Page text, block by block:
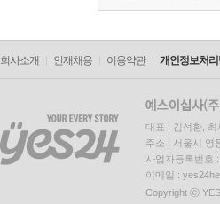
회사소개 인재채용 이용약관 개인정보처리
대표 : 김석환, 최
주소 : 서울시 영
사업자등록번호
이메일 :
Copyright ⓒ